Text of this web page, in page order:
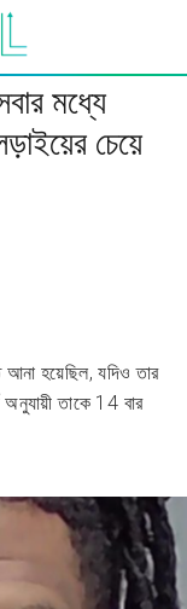
মধ্যে
চেয়ে
হয়েছিল, যদিও তার
তাকে 14 বার